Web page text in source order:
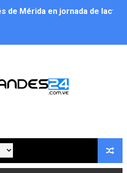
de Mérida en jornada de
llevó jornada recreativa a la
residencial en la
inclusión y atención a